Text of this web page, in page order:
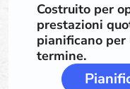
Costruito per
prestazioni
pianificano
termine.